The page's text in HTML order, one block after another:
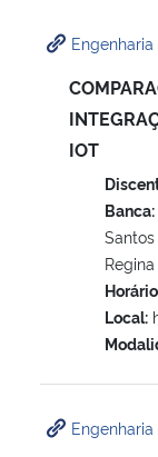
Engenharia
IOT
Banca:
Local:
Engenharia